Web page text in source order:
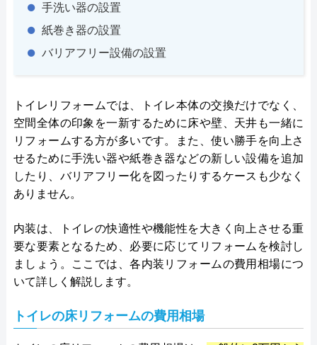
手洗い器の設置
紙巻き器の設置
バリアフリー設備の設置
トイレリフォームでは、トイレ本体の交換だけでなく、
空間全体の印象を一新するために床や壁、天井も一緒に
リフォームする方が多いです。また、使い勝手を向上さ
せるために手洗い器や紙巻き器などの新しい設備を追加
したり、バリアフリー化を図ったりするケースも少なく
ありません。
内装は、トイレの快適性や機能性を大きく向上させる重
要な要素となるため、必要に応じてリフォームを検討し
ましょう。ここでは、各内装リフォームの費用相場につ
いて詳しく解説します。
トイレの床リフォームの費用相場